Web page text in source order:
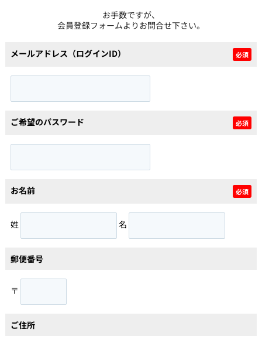
会員メニュー
サイトマップ
お手数ですが、
会員登録フォームよりお問合せ下さい。
メールアドレス（ログインID） 必須
ご希望のパスワード 必須
お名前 必須
姓 名
郵便番号
〒
ご住所